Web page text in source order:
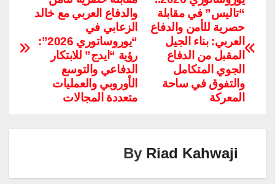
e
b
o
o
k
s
A
p
p
er
e
st
gr
a
m
e
dI
n
y
Li
n
k
والدفاع العربي مع خالد
الزعابي في
“يوروساتوري 2026”:
رؤية “ايدج” للابتكار
الدفاعي والتوسع
الأوروبي والعمليات
متعددة المجالات
“تاليس” في مقابلة
حصرية للأمن والدفاع
العربي: بناء الجيل
المقبل من الدفاع
الجوي المتكامل
والتفوق في ساحة
المعركة
By Riad Kahwaji